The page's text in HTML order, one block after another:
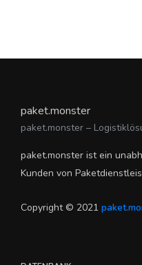
paket.monster
paket.monster –
paket.monster ist ein
Kunden von
Copyright © 2021